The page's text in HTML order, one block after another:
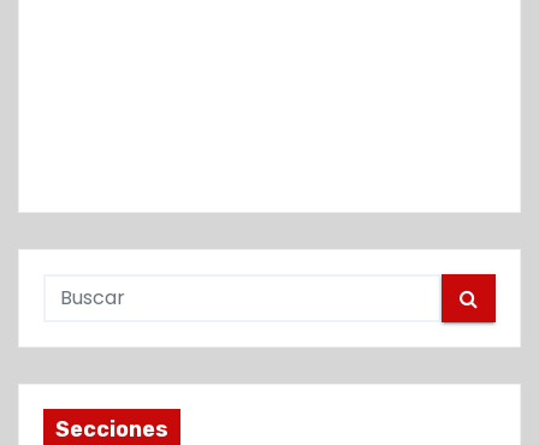
Secciones